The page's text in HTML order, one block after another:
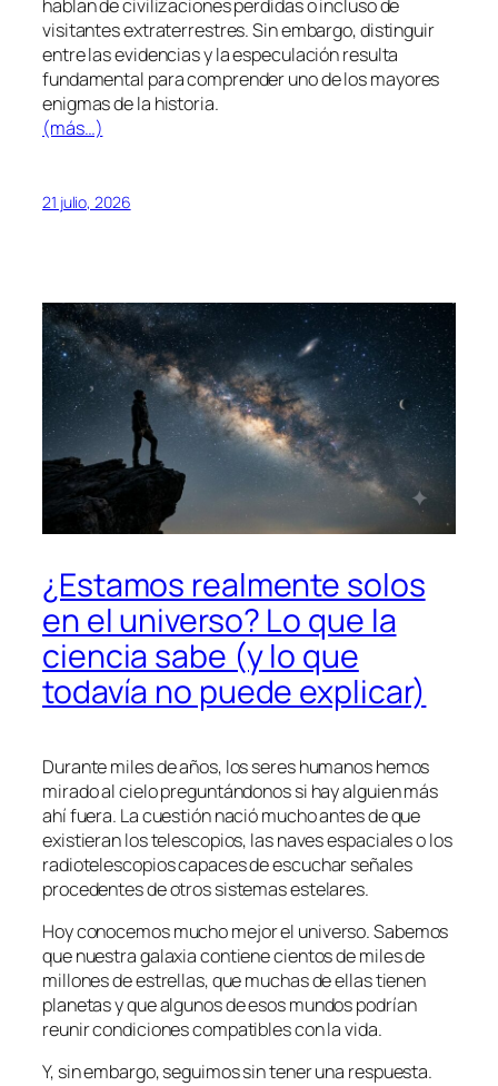
hablan de civilizaciones perdidas o incluso de
visitantes extraterrestres. Sin embargo, distinguir
entre las evidencias y la especulación resulta
fundamental para comprender uno de los mayores
enigmas de la historia.
(más…)
21 julio, 2026
¿Estamos realmente solos
en el universo? Lo que la
ciencia sabe (y lo que
todavía no puede explicar)
Durante miles de años, los seres humanos hemos
mirado al cielo preguntándonos si hay alguien más
ahí fuera. La cuestión nació mucho antes de que
existieran los telescopios, las naves espaciales o los
radiotelescopios capaces de escuchar señales
procedentes de otros sistemas estelares.
Hoy conocemos mucho mejor el universo. Sabemos
que nuestra galaxia contiene cientos de miles de
millones de estrellas, que muchas de ellas tienen
planetas y que algunos de esos mundos podrían
reunir condiciones compatibles con la vida.
Y, sin embargo, seguimos sin tener una respuesta.